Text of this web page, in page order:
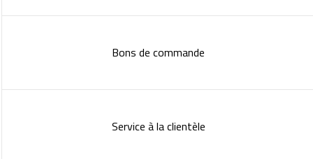
Bons de commande
Service à la clientèle